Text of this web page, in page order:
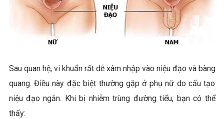
Sau quan hệ, vi khuẩn rất dễ xâm nhập vào niệu đạo và bàng
quang. Điều này đặc biệt thường gặp ở phụ nữ do cấu tạo
niệu đạo ngắn. Khi bị nhiễm trùng đường tiểu, bạn có thể
thấy: